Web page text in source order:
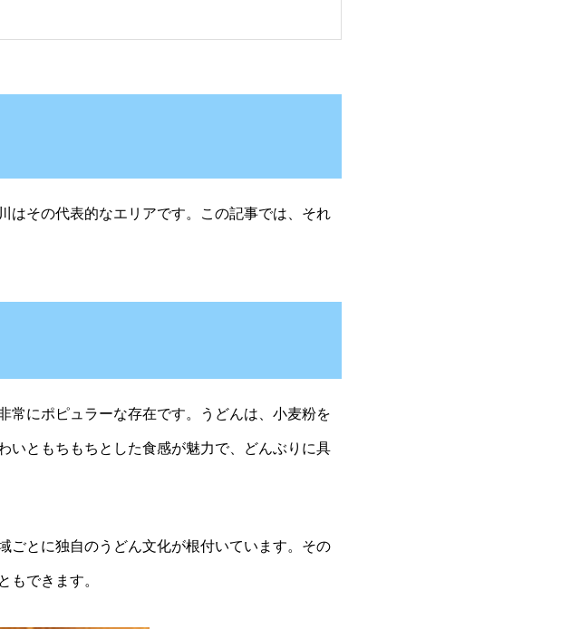
その代表的なエリアです。この記事では、それ
にポピュラーな存在です。うどんは、小麦粉を
いともちもちとした食感が魅力で、どんぶりに具
とに独自のうどん文化が根付いています。その
もできます。